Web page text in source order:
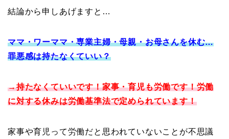
結論から申しあげますと…
ママ・ワーママ・専業主婦・母親・お母さんを休む…
罪悪感は持たなくていい？
→持たなくていいです！家事・育児も労働です！労働
に対する休みは労働基準法で定められています！
家事や育児って労働だと思われていないことが不思議